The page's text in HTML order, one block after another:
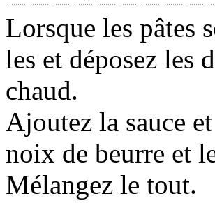
Lorsque les pâtes
les et déposez les
chaud.
Ajoutez la sauce
noix de beurre et
Mélangez le tout.